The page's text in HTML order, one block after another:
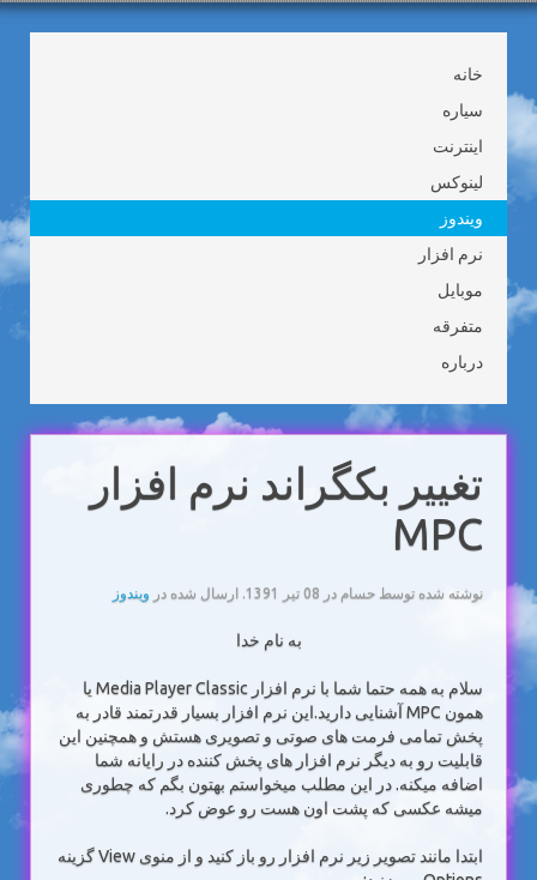
خانه
سیاره
اینترنت
لینوکس
ویندوز
نرم افزار
موبایل
متفرقه
درباره
تغییر بکگراند نرم افزار
MPC
نوشته شده توسط حسام در 08 تیر 1391 . ارسال شده در ویندوز
به نام خدا
سلام به همه حتما شما با نرم افزار Media Player Classic یا
همون MPC آشنایی دارید.این نرم افزار بسیار قدرتمند قادر به
پخش تمامی فرمت های صوتی و تصویری هستش و همچنین این
قابلیت رو به دیگر نرم افزار های پخش کننده در رایانه شما
اضافه میکنه. در این مطلب میخواستم بهتون بگم که چطوری
میشه عکسی که پشت اون هست رو عوض کرد.
ابتدا مانند تصویر زیر نرم افزار رو باز کنید و از منوی View گزینه